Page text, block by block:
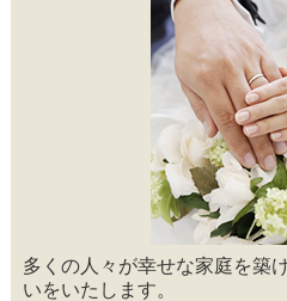
多くの人々が幸せな家庭を築
いをいたします。